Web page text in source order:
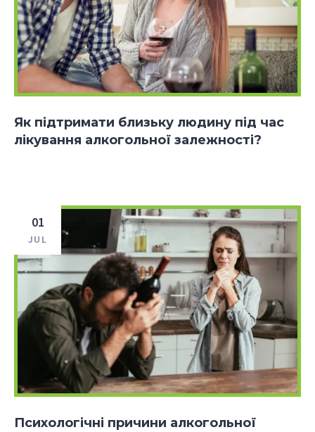
Як підтримати близьку людину під час
лікування алкогольної залежності?
01
JUL
Психологічні причини алкогольної